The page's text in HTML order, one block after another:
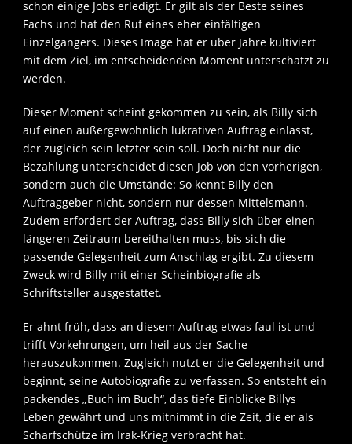
schon einige Jobs erledigt. Er gilt als der Beste seines
Fachs und hat den Ruf eines eher einfältigen
Einzelgängers. Dieses Image hat er über Jahre kultiviert
mit dem Ziel, im entscheidenden Moment unterschätzt zu
werden.
Dieser Moment scheint gekommen zu sein, als Billy sich
auf einen außergewöhnlich lukrativen Auftrag einlässt,
der zugleich sein letzter sein soll. Doch nicht nur die
Bezahlung unterscheidet diesen Job von den vorherigen,
sondern auch die Umstände: So kennt Billy den
Auftraggeber nicht, sondern nur dessen Mittelsmann.
Zudem erfordert der Auftrag, dass Billy sich über einen
längeren Zeitraum bereithalten muss, bis sich die
passende Gelegenheit zum Anschlag ergibt. Zu diesem
Zweck wird Billy mit einer Scheinbiografie als
Schriftsteller ausgestattet.
Er ahnt früh, dass an diesem Auftrag etwas faul ist und
trifft Vorkehrungen, um heil aus der Sache
herauszukommen. Zugleich nutzt er die Gelegenheit und
beginnt, seine Autobiografie zu verfassen. So entsteht ein
packendes „Buch im Buch“, das tiefe Einblicke Billys
Leben gewährt und uns mitnimmt in die Zeit, die er als
Scharfschütze im Irak-Krieg verbracht hat.